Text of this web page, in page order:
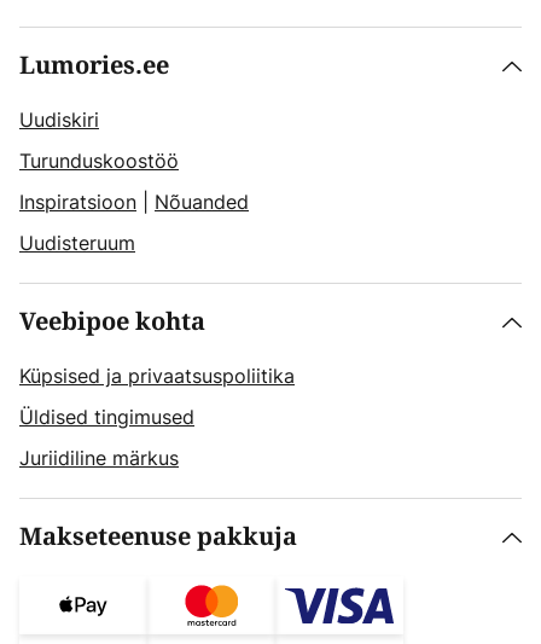
Lumories.ee
Uudiskiri
Turunduskoostöö
Inspiratsioon
Nõuanded
Uudisteruum
Veebipoe kohta
Küpsised ja privaatsuspoliitika
Üldised tingimused
Juriidiline märkus
Makseteenuse pakkuja